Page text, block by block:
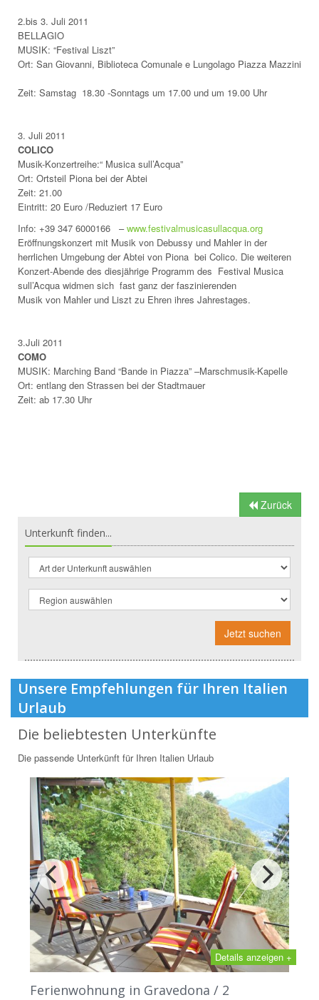
2.bis 3. Juli 2011
BELLAGIO
MUSIK: “Festival Liszt”
Ort: San Giovanni, Biblioteca Comunale e Lungolago Piazza Mazzini
Zeit: Samstag 18.30 -Sonntags um 17.00 und um 19.00 Uhr
3. Juli 2011
COLICO
Musik-Konzertreihe:“ Musica sull’Acqua”
Ort: Ortsteil Piona bei der Abtei
Zeit: 21.00
Eintritt: 20 Euro /Reduziert 17 Euro
Info: +39 347 6000166 –www.festivalmusicasullacqua.org
Eröffnungskonzert mit Musik von Debussy und Mahler in der
herrlichen Umgebung der Abtei von Piona bei Colico. Die weiteren
Konzert-Abende des diesjährige Programm des Festival Musica
sull’Acqua widmen sich fast ganz der faszinierenden
Musik von Mahler und Liszt zu Ehren ihres Jahrestages.
3.Juli 2011
COMO
MUSIK: Marching Band “Bande in Piazza” –Marschmusik-Kapelle
Ort: entlang den Strassen bei der Stadtmauer
Zeit: ab 17.30 Uhr
Zurück
Unterkunft finden...
Jetzt suchen
Unsere Empfehlungen für Ihren Italien
Urlaub
Die beliebtesten Unterkünfte
Die passende Unterkünft für Ihren Italien Urlaub
Details anzeigen +
Ferienwohnung in Gravedona / 2